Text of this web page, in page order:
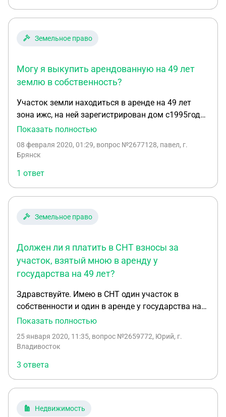
Земельное право
Могу я выкупить арендованную на 49 лет
землю в собственность?
Участок земли находиться в аренде на 49 лет
зона ижс, на ней зарегистрирован дом с1995года
с ведением нового генплана в 2017г.зона
МОГУ Я ВЫКУПИТЬ ЗЕМЛЮ В
Показать полностью
08 февраля 2020, 01:29, вопрос №2677128, павел, г.
Брянск
1 ответ
Земельное право
Должен ли я платить в СНТ взносы за
участок, взятый мною в аренду у
государства на 49 лет?
Здравствуйте. Имею в СНТ один участок в
собственности и один в аренде у государства на
49 лет (за который плачу аренду Департаменту
Председатель СНТ требовать от меня, как члена
находящийся в аренде?
Показать полностью
25 января 2020, 11:35, вопрос №2659772, Юрий, г.
Владивосток
3 ответа
Недвижимость